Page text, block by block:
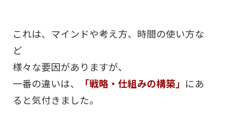
これは、マインドや考え方、時間の使い方な
ど
様々な要因がありますが、
一番の違いは、
「戦略・仕組みの構築」 にあ
ると気付きました。